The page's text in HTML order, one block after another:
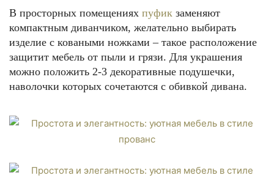
В просторных помещениях пуфик заменяют
компактным диванчиком, желательно выбирать
изделие с коваными ножками – такое расположение
защитит мебель от пыли и грязи. Для украшения
можно положить 2-3 декоративные подушечки,
наволочки которых сочетаются с обивкой дивана.